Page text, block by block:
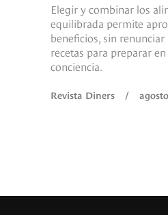
Elegir y combinar los
equilibrada permite
beneficios, sin
recetas para preparar
conciencia.
Revista Diners /